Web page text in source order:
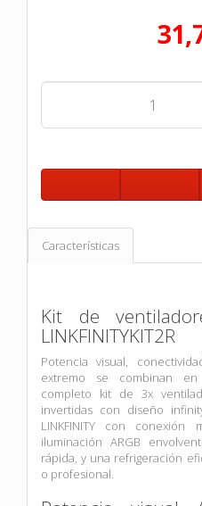
Características
Kit de
LINKFINITYKIT2R
Potencia visual,
extremo se combinan en
completo kit de 3x
invertidas con diseño
LINKFINITY con conexión
iluminación ARGB
rápida, y una refrigeración
o profesional.